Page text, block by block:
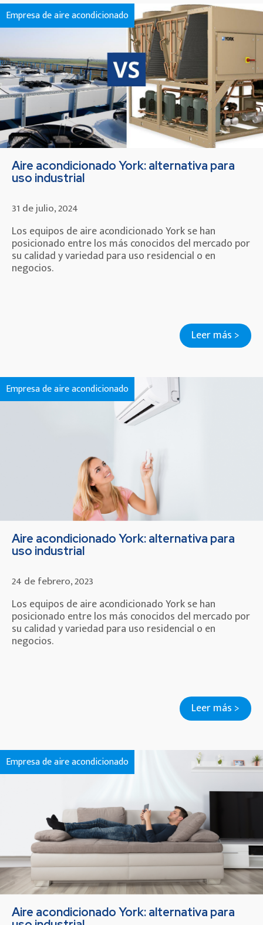
Empresa de aire acondicionado
Aire acondicionado York: alternativa para
uso industrial
31 de julio, 2024
Los equipos de aire acondicionado York se han
posicionado entre los más conocidos del mercado por
su calidad y variedad para uso residencial o en
negocios.
Leer más >
Empresa de aire acondicionado
Aire acondicionado York: alternativa para
uso industrial
24 de febrero, 2023
Los equipos de aire acondicionado York se han
posicionado entre los más conocidos del mercado por
su calidad y variedad para uso residencial o en
negocios.
Leer más >
Empresa de aire acondicionado
Aire acondicionado York: alternativa para